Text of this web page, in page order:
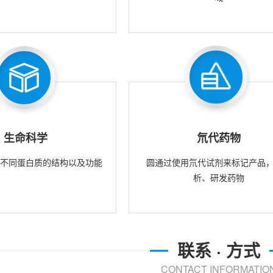
生命科学
同蛋白质的结构以及功能
氘代药物
圆通过使用氘代试剂来标记产品
析、研发药物
联系 · 方式
CONTACT